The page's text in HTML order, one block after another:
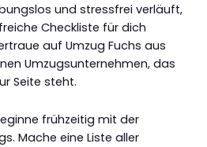
und stressfrei verläuft,
Checkliste für dich
auf Umzug Fuchs aus
Umzugsunternehmen, das
Seite steht.
frühzeitig mit der
Mache eine Liste aller